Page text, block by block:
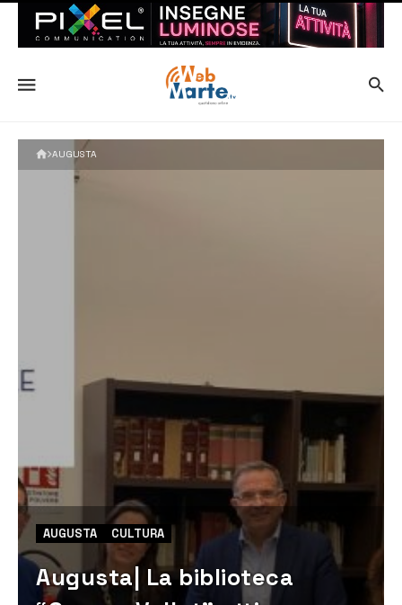
AUGUSTA
AUGUSTA CULTURA
Augusta| La biblioteca